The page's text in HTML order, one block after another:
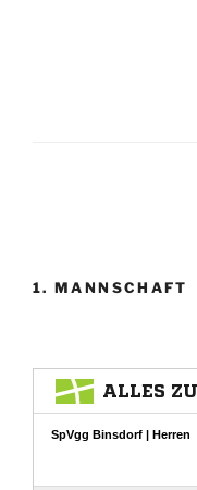
1. MANNSCHAFT